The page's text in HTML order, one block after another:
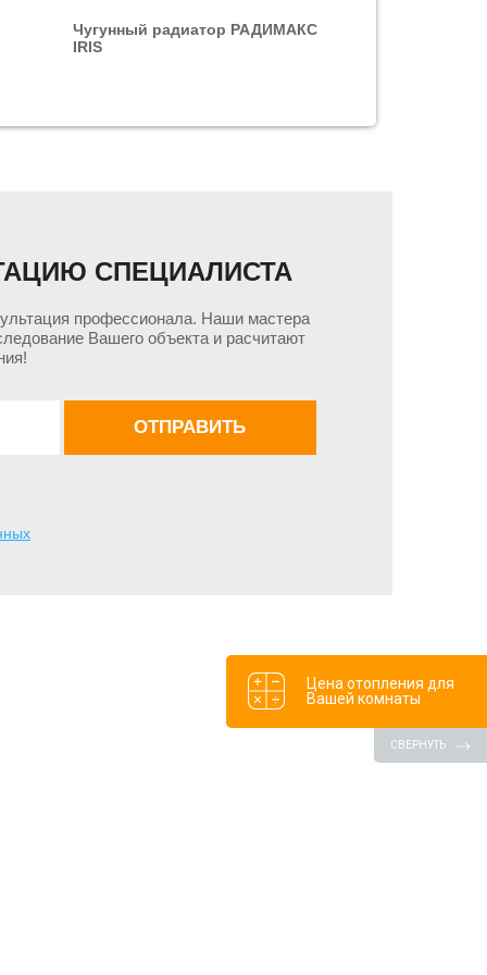
Чугунный радиатор РАДИМАКС
IRIS
СПЕЦИАЛИСТА
профессионала. Наши мастера
Вашего объекта и расчитают
Цена отопления для
Вашей комнаты
СВЕРНУТЬ